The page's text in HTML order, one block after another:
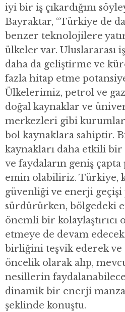
iyi bir iş çıkardığını
Bayraktar, “Türkiye de
benzer teknolojilere
ülkeler var. Uluslararası
daha da geliştirme ve
fazla hitap etme
Ülkelerimiz, petrol ve
doğal kaynaklar ve
merkezleri gibi
bol kaynaklara sahiptir.
kaynakları daha etkili
ve faydaların geniş çapta
emin olabiliriz. Türkiye,
güvenliği ve enerji geçişi
sürdürürken, bölgedeki
önemli bir kolaylaştırıcı
etmeye de devam
birliğini teşvik ederek
öncelik olarak alıp,
nesillerin
dinamik bir enerji
şeklinde konuştu.